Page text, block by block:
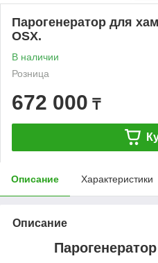
Парогенератор для
OSX.
В наличии
Розница
672 000 ₸
Описание Характеристики
Описание